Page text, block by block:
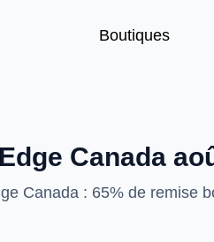
Boutiques
Canada
Canada : 65% de remise